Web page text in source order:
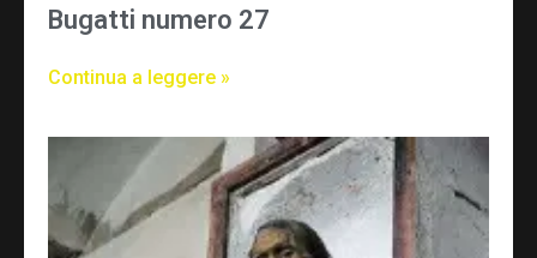
Bugatti numero 27
Continua a leggere »